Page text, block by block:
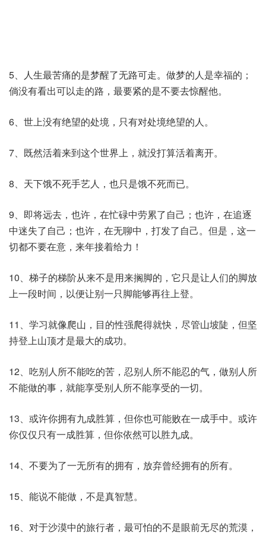
5、人生最苦痛的是梦醒了无路可走。做梦的人是幸福的；
倘没有看出可以走的路，最要紧的是不要去惊醒他。
6、世上没有绝望的处境，只有对处境绝望的人。
7、既然活着来到这个世界上，就没打算活着离开。
8、天下饿不死手艺人，也只是饿不死而已。
9、即将远去，也许，在忙碌中劳累了自己；也许，在追逐
中迷失了自己；也许，在无聊中，打发了自己。但是，这一
切都不要在意，来年接着给力！
10、梯子的梯阶从来不是用来搁脚的，它只是让人们的脚放
上一段时间，以便让别一只脚能够再往上登。
11、学习就像爬山，目的性强爬得就快，尽管山坡陡，但坚
持登上山顶才是最大的成功。
12、吃别人所不能吃的苦，忍别人所不能忍的气，做别人所
不能做的事，就能享受别人所不能享受的一切。
13、或许你拥有九成胜算，但你也可能败在一成手中。或许
你仅仅只有一成胜算，但你依然可以胜九成。
14、不要为了一无所有的拥有，放弃曾经拥有的所有。
15、能说不能做，不是真智慧。
16、对于沙漠中的旅行者，最可怕的不是眼前无尽的荒漠，